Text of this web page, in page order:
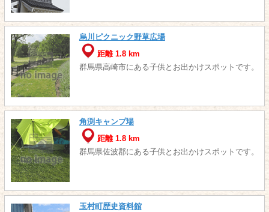
烏川ピクニック野草広場
距離 1.8 km
群馬県高崎市にある子供とお出かけスポットです。
角渕キャンプ場
距離 1.8 km
群馬県佐波郡にある子供とお出かけスポットです。
玉村町歴史資料館